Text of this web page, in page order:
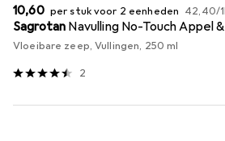
EUR
10,60 per stuk voor 2 eenheden EUR
42,40/1l
Sagrotan Navulling No-Touch Appel
Vloeibare zeep, Vullingen, 250 ml
2